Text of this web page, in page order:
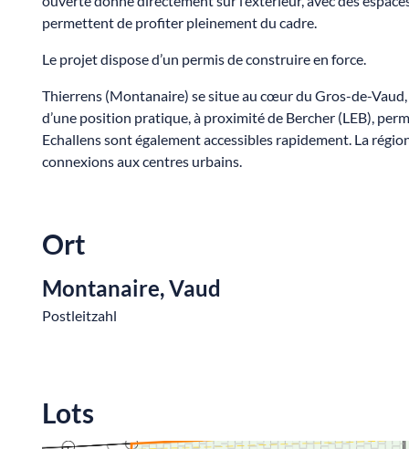
permettent de profiter pleinement du cadre.
Le projet dispose d’un permis de construire en force.
Thierrens (Montanaire) se situe au cœur du Gros-de-
d’une position pratique, à proximité de Bercher (LEB),
Echallens sont également accessibles rapidement. La
connexions aux centres urbains.
Ort
Montanaire, Vaud
Postleitzahl
Lots